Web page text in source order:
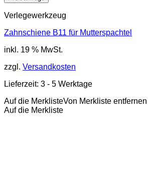
Verlegewerkzeug
Zahnschiene B11 für Mutterspachtel
inkl. 19 % MwSt.
zzgl. Versandkosten
Lieferzeit: 3 - 5 Werktage
Auf die MerklisteVon Merkliste entfernen
Auf die Merkliste